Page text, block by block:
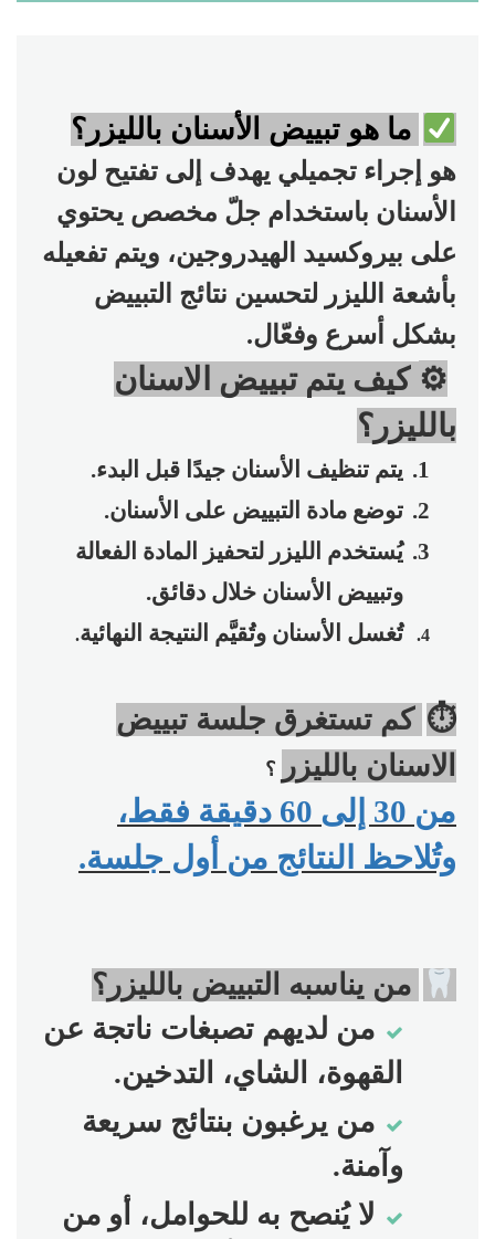
ما هو تبييض الأسنان بالليزر؟
هو إجراء تجميلي يهدف إلى تفتيح لون
الأسنان باستخدام جلّ مخصص يحتوي
على بيروكسيد الهيدروجين، ويتم تفعيله
بأشعة الليزر لتحسين نتائج التبييض
بشكل أسرع وفعّال.
⚙ كيف يتم تبييض الاسنان
بالليزر؟
1. يتم تنظيف الأسنان جيدًا قبل البدء.
2. توضع مادة التبييض على الأسنان.
3. يُستخدم الليزر لتحفيز المادة الفعالة
وتبييض الأسنان خلال دقائق.
4. تُغسل الأسنان وتُقيَّم النتيجة النهائية.
⏱ كم تستغرق جلسة تبييض
الاسنان بالليزر
؟
من 30 إلى 60 دقيقة فقط،
وتُلاحظ النتائج من أول جلسة.
من يناسبه التبييض بالليزر؟
من لديهم تصبغات ناتجة عن
القهوة، الشاي، التدخين.
من يرغبون بنتائج سريعة
وآمنة.
لا يُنصح به للحوامل، أو من